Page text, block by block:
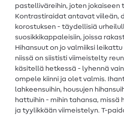
pastelliväreihin, joten jokaiseen
Kontrastiraidat antavat viileän,
korostuksen - täydellisiä
suosikkikappaleisiin, joissa
Hihansuut on jo valmiiksi
niissä on siististi viimeistelty
käsitellä hetkessä - lyhennä
ompele kiinni ja olet valmis.
lahkeensuihin, housujen
hattuihin - mihin tahansa,
ja tyylikkään viimeistelyn. T-